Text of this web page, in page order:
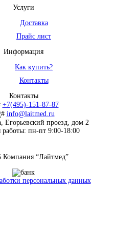
Услуги
Доставка
Прайс лист
Информация
Как купить?
Контакты
Контакты
+7(495)-151-87-87
info@laitmed.ru
Егорьевский проезд, дом 2
пн-пт 9:00-18:00
Компания “Лайтмед”
персональных данных